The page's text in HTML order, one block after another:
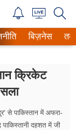
बिज़नेस
क्रिकेट
से पाकिस्तान में अफरा-
दहशत में जी